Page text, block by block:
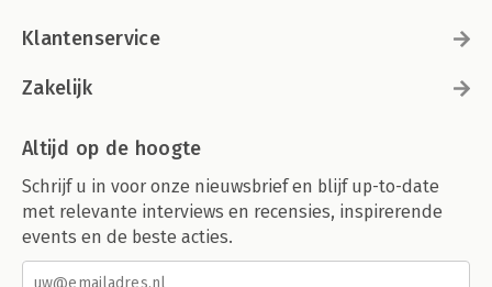
Klantenservice
Zakelijk
Altijd op de hoogte
Schrijf u in voor onze nieuwsbrief en blijf up-to-date
met relevante interviews en recensies, inspirerende
events en de beste acties.